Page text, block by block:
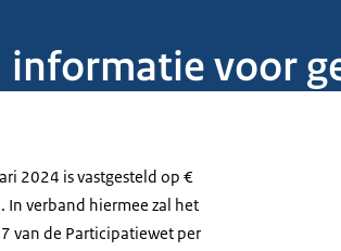
voor
2024 is vastgesteld op €
verband hiermee zal het
van de Participatiewet per